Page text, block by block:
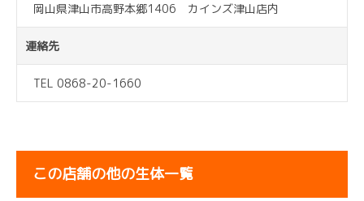
岡山県津山市高野本郷1406 カインズ津山店内
連絡先
TEL 0868-20-1660
この店舗の他の生体一覧